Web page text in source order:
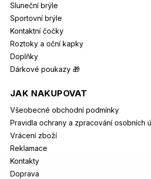
Sluneční brýle
Sportovní brýle
Kontaktní čočky
Roztoky a oční kapky
Doplňky
Dárkové poukazy 🎁
JAK NAKUPOVAT
Všeobecné obchodní podmínky
Pravidla ochrany a zpracování osobních
Vrácení zboží
Reklamace
Kontakty
Doprava